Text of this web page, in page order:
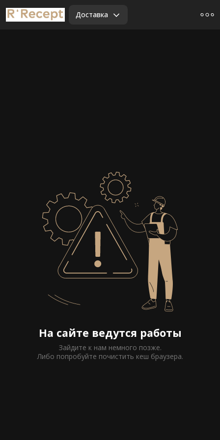
Доставка
На сайте ведутся работы
Зайдите к нам немного позже.
Либо попробуйте почистить кеш браузера.